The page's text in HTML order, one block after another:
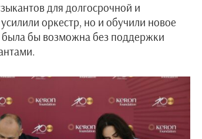
для долгосрочной и
оркестр, но и обучили новое
была бы возможна без поддержки